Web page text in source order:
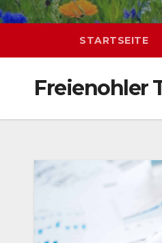
STARTSEITE
Freienohler